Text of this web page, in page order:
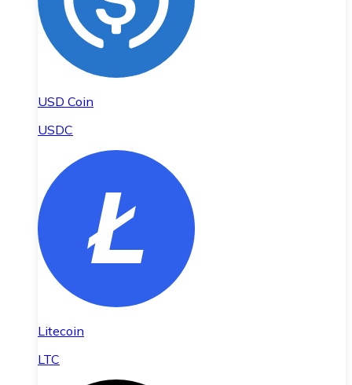
USD Coin
USDC
Litecoin
LTC